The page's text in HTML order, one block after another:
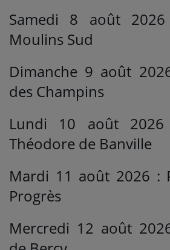
Samedi 8 août
Moulins Sud
Dimanche 9 août
des Champins
Lundi 10 août 2026
Théodore de Banville
Mardi 11 août 2026 :
Progrès
Mercredi 12 août